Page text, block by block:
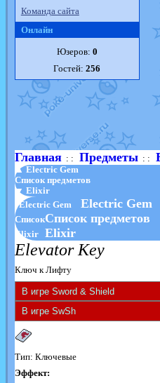
Команда сайта
Онлайн
Юзеров: 0
Гостей:256
Главная: : Предметы: :
▲ Electric Gem
Список предметов
▼ Elixir
Electric Gem
Electric Gem
СписокСписок предметов
Elixir Elixir
Elevator Key
Ключ к Лифту
Тип: Ключевые
Эффект: